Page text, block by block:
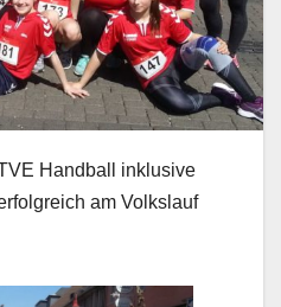
Handball inklusive
am Volkslauf